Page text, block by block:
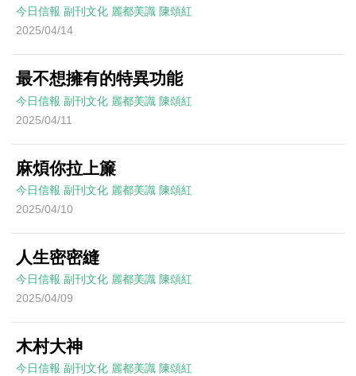
今日信報 副刊文化 麗都美識 陳頌紅
2025/04/14
最不想擁有的特異功能
今日信報 副刊文化 麗都美識 陳頌紅
2025/04/11
麻煩你拉上簾
今日信報 副刊文化 麗都美識 陳頌紅
2025/04/10
人生密密縫
今日信報 副刊文化 麗都美識 陳頌紅
2025/04/09
木村大神
今日信報 副刊文化 麗都美識 陳頌紅